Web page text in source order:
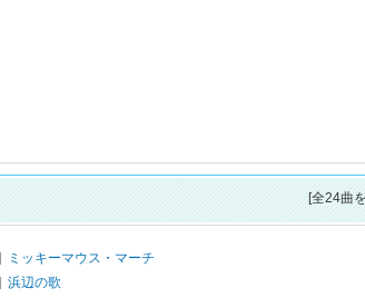
[全24曲
ミッキーマウス・マーチ
浜辺の歌